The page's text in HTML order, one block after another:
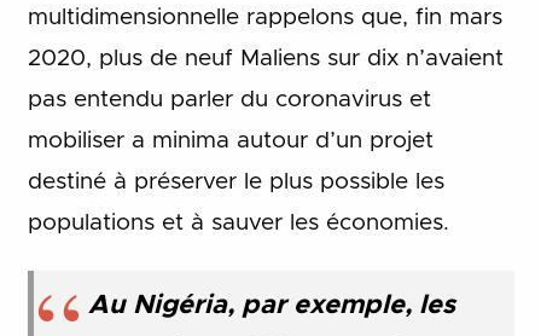
multidimensionnelle rappelons que, fin mars
2020, plus de neuf Maliens sur dix n’avaient
pas entendu parler du coronavirus et
mobiliser a minima autour d’un projet
destiné à préserver le plus possible les
populations et à sauver les économies.
Au Nigéria, par exemple, les